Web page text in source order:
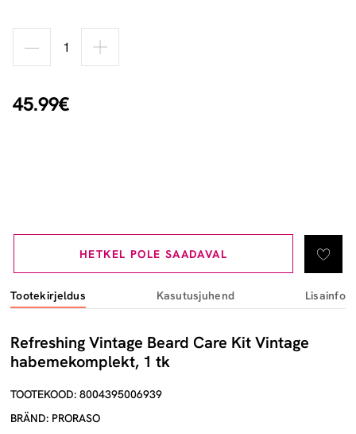
45.99€
HETKEL POLE SAADAVAL
Tootekirjeldus Kasutusjuhend Lisainfo
Refreshing Vintage Beard Care Kit Vintage
habemekomplekt, 1 tk
TOOTEKOOD: 8004395006939
BRÄND: PRORASO